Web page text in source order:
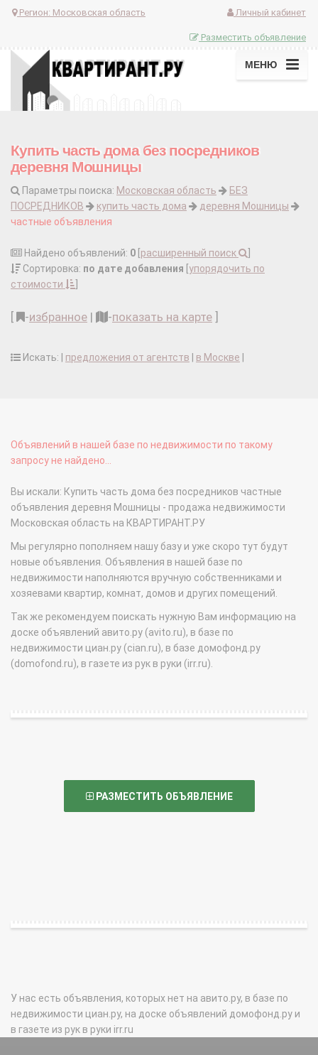
Регион: Московская область Личный кабинет
Разместить объявление
МЕНЮ
Купить часть дома без посредников
деревня Мошницы
Параметры поиска: Московская область
БЕЗ
ПОСРЕДНИКОВ
купить часть дома
деревня Мошницы
частные объявления
Найдено объявлений: 0 расширенный поиск
Сортировка: по дате добавления упорядочить по
стоимости
-избранное | -показать на карте
Искать: | предложения от агентств в Москве
Объявлений в нашей базе по недвижимости по такому
запросу не найдено...
Вы искали: Купить часть дома без посредников частные
объявления деревня Мошницы - продажа недвижимости
Московская область на КВАРТИРАНТ.РУ
Мы регулярно пополняем нашу базу и уже скоро тут будут
новые объявления. Объявления в нашей базе по
недвижимости наполняются вручную собственниками и
хозяевами квартир, комнат, домов и других помещений.
Так же рекомендуем поискать нужную Вам информацию на
доске объявлений авито.ру (avito.ru), в базе по
недвижимости циан.ру (cian.ru), в базе домофонд.ру
(domofond.ru), в газете из рук в руки (irr.ru).
РАЗМЕСТИТЬ ОБЪЯВЛЕНИЕ
У нас есть объявления, которых нет на авито.ру, в базе по
недвижимости циан.ру, на доске объявлений домофонд.ру и
в газете из рук в руки irr.ru